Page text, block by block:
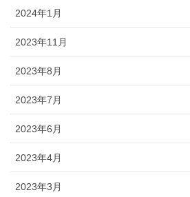
2024年1月
2023年11月
2023年8月
2023年7月
2023年6月
2023年4月
2023年3月